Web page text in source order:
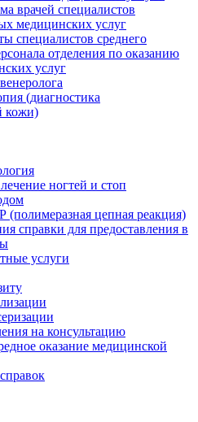
врачей специалистов
медицинских услуг
специалистов среднего
отделения по оказанию
услуг
(диагностика
кожи)
ногтей и стоп
(полимеразная цепная реакция)
справки для предоставления в
услуги
на консультацию
оказание медицинской